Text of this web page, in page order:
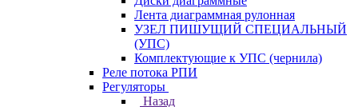
Лента диаграммная рулонная
УЗЕЛ ПИШУЩИЙ СПЕЦИАЛЬНЫЙ
(УПС)
Комплектующие к УПС (чернила)
Реле потока РПИ
Регуляторы
Назад